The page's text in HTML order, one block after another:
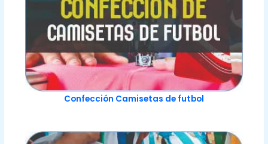
Confección Camisetas de futbol